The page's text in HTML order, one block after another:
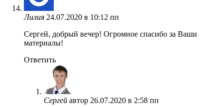
Лилия 24.07.2020 в 10:12 пп
Сергей, добрый вечер! Огромное спасибо за Ваши
материалы!
Ответить
Сергей автор 26.07.2020 в 2:58 пп